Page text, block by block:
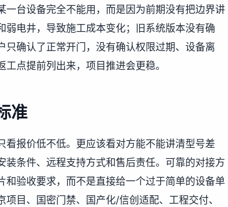
一台设备完全不能用，而是因为前期没有把边界讲
弱电井，导致施工成本变化；旧系统版本没有确
只确认了正常开门，没有确认权限过期、设备离
点提前列出来，项目推进会更稳。
准
看报价低不低。更应该看对方能不能讲清型号差
装条件、远程支持方式和售后责任。可靠的对接方
和验收要求，而不是直接给一个过于简单的设备单
目、国密门禁、国产化/信创适配、工程交付、